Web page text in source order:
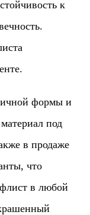
к
формы и
под
в продаже
что
в любой